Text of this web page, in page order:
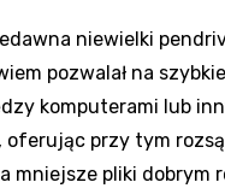
niewielki
pozwalał na
komputerami lub
oferując przy tym
mniejsze pliki dobrym